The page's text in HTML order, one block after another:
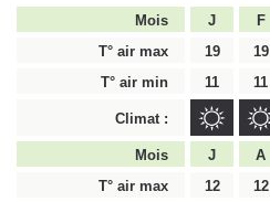
Mois J F
T° air max
19 19
T° air min
11 11
Climat :
Mois J A
T° air max
12 12